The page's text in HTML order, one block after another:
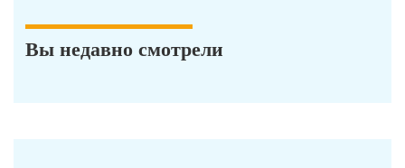
Вы недавно смотрели